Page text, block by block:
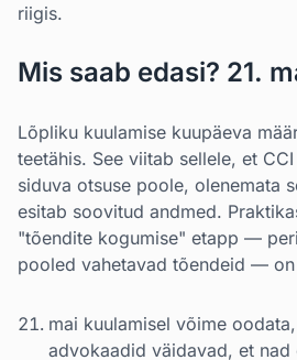
riigis.
Mis saab edasi? 21.
Lõpliku kuulamise kuupäeva
teetähis. See viitab sellele, et
siduva otsuse poole, olenemata
esitab soovitud andmed.
"tõendite kogumise" etapp —
pooled vahetavad tõendeid —
mai kuulamisel võime
advokaadid väidavad, et nad